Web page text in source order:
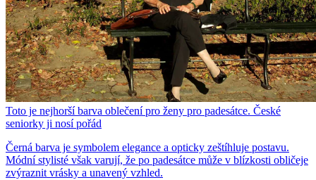
Toto je nejhorší barva oblečení pro ženy pro padesátce. České
seniorky ji nosí pořád
Černá barva je symbolem elegance a opticky zeštíhluje postavu.
Módní stylisté však varují, že po padesátce může v blízkosti obličeje
zvýraznit vrásky a unavený vzhled.